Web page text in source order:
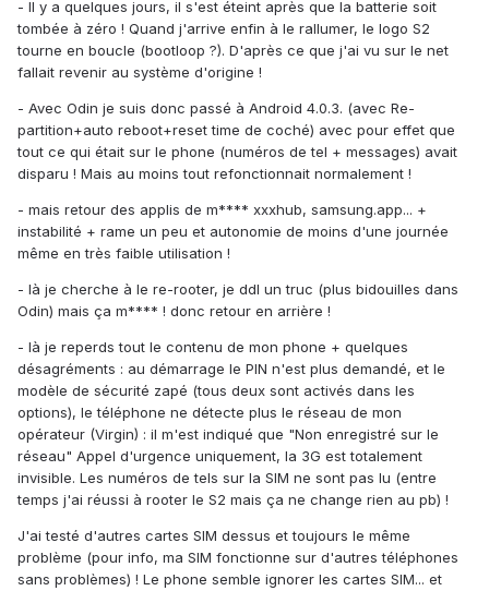
- Il y a quelques jours, il s'est éteint après que la batterie soit
tombée à zéro ! Quand j'arrive enfin à le rallumer, le logo S2
tourne en boucle (bootloop ?). D'après ce que j'ai vu sur le net
fallait revenir au système d'origine !
- Avec Odin je suis donc passé à Android 4.0.3. (avec Re-
partition+auto reboot+reset time de coché) avec pour effet que
tout ce qui était sur le phone (numéros de tel + messages) avait
disparu ! Mais au moins tout refonctionnait normalement !
- mais retour des applis de m**** xxxhub, samsung.app... +
instabilité + rame un peu et autonomie de moins d'une journée
même en très faible utilisation !
- là je cherche à le re-rooter, je ddl un truc (plus bidouilles dans
Odin) mais ça m**** ! donc retour en arrière !
- là je reperds tout le contenu de mon phone + quelques
désagréments : au démarrage le PIN n'est plus demandé, et le
modèle de sécurité zapé (tous deux sont activés dans les
options), le téléphone ne détecte plus le réseau de mon
opérateur (Virgin) : il m'est indiqué que "Non enregistré sur le
réseau" Appel d'urgence uniquement, la 3G est totalement
invisible. Les numéros de tels sur la SIM ne sont pas lu (entre
temps j'ai réussi à rooter le S2 mais ça ne change rien au pb) !
J'ai testé d'autres cartes SIM dessus et toujours le même
problème (pour info, ma SIM fonctionne sur d'autres téléphones
sans problèmes) ! Le phone semble ignorer les cartes SIM... et